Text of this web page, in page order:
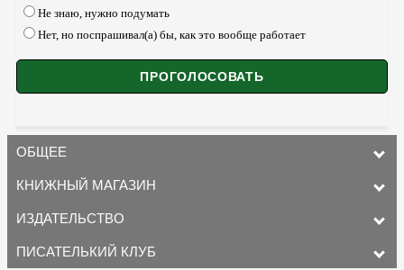
Не знаю, нужно подумать
Нет, но поспрашивал(а) бы, как это вообще работает
ОБЩЕЕ
КНИЖНЫЙ МАГАЗИН
ИЗДАТЕЛЬСТВО
ПИСАТЕЛЬКИЙ КЛУБ